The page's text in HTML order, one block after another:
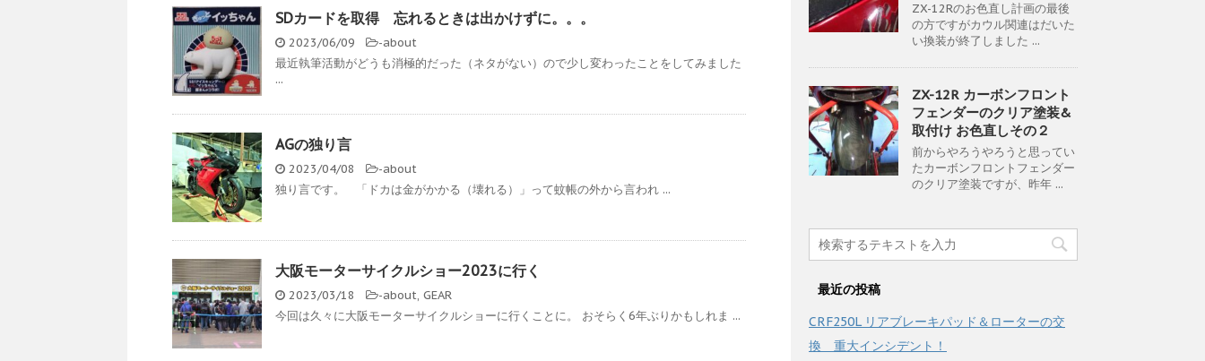
SDカードを取得 忘れるときは出かけずに。。。
2023/06/09 -about
最近執筆活動がどうも消極的だった（ネタがない）ので少し変わったことをしてみました
...
AGの独り言
2023/04/08 -about
独り言です。 「ドカは金がかかる（壊れる）」って蚊帳の外から言われ ...
大阪モーターサイクルショー2023に行く
2023/03/18 -about, GEAR
今回は久々に大阪モーターサイクルショーに行くことに。 おそらく6年ぶりかもしれま ...
ZX-12Rのお色直し計画の最後
の方ですがカウル関連はだいた
い換装が終了しました ...
ZX-12R カーボンフロント
フェンダーのクリア塗装&
取付け お色直しその２
前からやろうやろうと思ってい
たカーボンフロントフェンダー
のクリア塗装ですが、昨年 ...
最近の投稿
CRF250L リアブレーキパッド＆ローターの交
換 重大インシデント！